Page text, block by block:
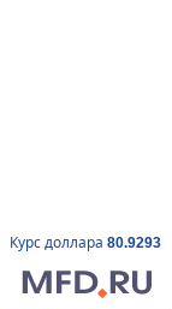
Курс доллара 80.9293